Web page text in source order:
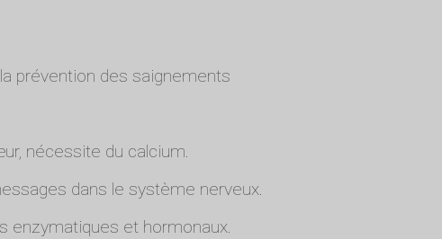
prévention des saignements
nécessite du calcium.
dans le système nerveux.
enzymatiques et hormonaux.